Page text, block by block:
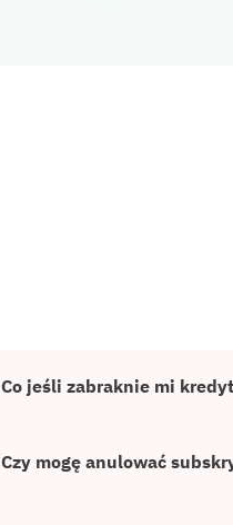
Co jeśli zabraknie mi
Czy mogę anulować